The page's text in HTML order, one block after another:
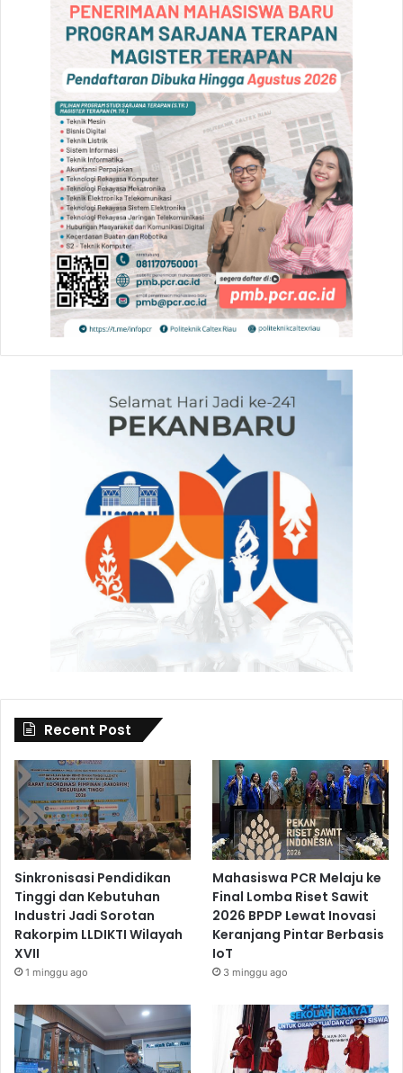
Recent Post
Sinkronisasi Pendidikan
Tinggi dan Kebutuhan
Industri Jadi Sorotan
Rakorpim LLDIKTI Wilayah
XVII
1 minggu ago
Mahasiswa PCR Melaju ke
Final Lomba Riset Sawit
2026 BPDP Lewat Inovasi
Keranjang Pintar Berbasis
IoT
3 minggu ago